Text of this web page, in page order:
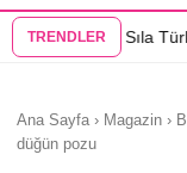
TRENDLER
Türkoğlu’na teklif•
Ana Sayfa › Magazin ›
düğün pozu